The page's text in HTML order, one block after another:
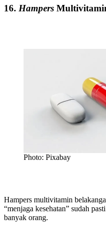
16. Hampers
Photo: Pixabay
Hampers multivitamin
“menjaga kesehatan” sudah
banyak orang.